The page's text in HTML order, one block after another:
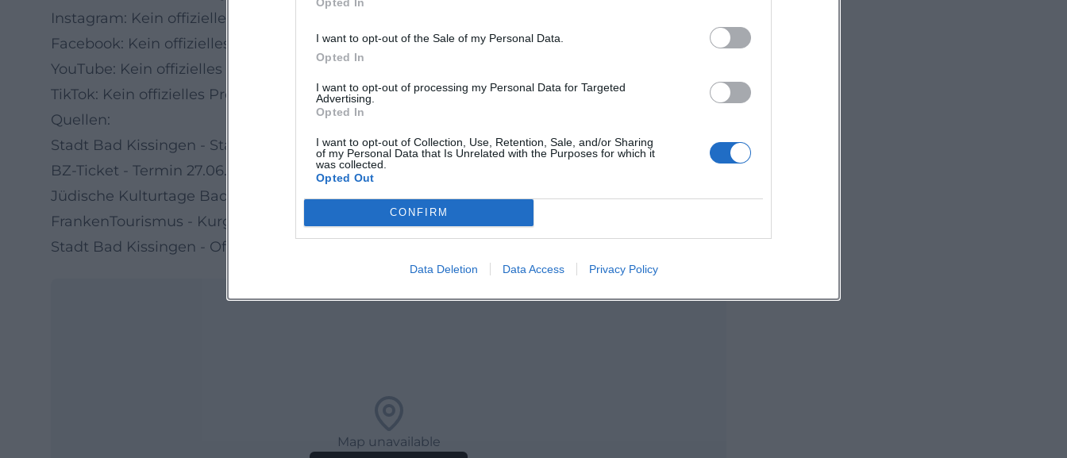
I want to opt-out of the Sale of my Personal Data.
Opted In
I want to opt-out of processing my Personal Data for Targeted
Advertising.
Opted In
I want to opt-out of Collection, Use, Retention, Sale, and/or Sharing
of my Personal Data that Is Unrelated with the Purposes for which it
was collected.
Opted Out
CONFIRM
Data Deletion Data Access Privacy Policy
Instagram: Kein offizielles Profil gefunden
Facebook: Kein offizielles Profil gefunden
YouTube: Kein offizielles Profil gefunden
TikTok: Kein offizielles Profil gefunden
Quellen:
Stadt Bad Kissingen - Stadtführung Auf jüdischen Spuren
BZ-Ticket - Termin 27.06.2026, 13:00 Uhr
Jüdische Kulturtage Bad Kissingen 2025 - Führung mit Marlies Walter
FrankenTourismus - Kurgarten Bad Kissingen
Stadt Bad Kissingen - Offizielle Stadtseite
Map unavailable